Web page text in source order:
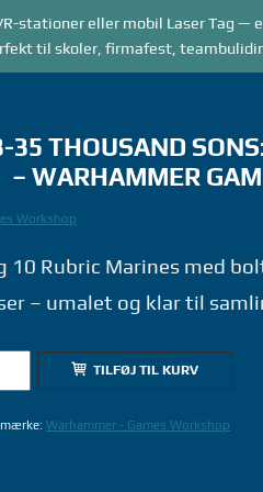
stationer eller mobil Laser Tag —
til skoler, firmafest,
MODES LASER TAG
35 THOUSAND
– WARHAMMER
Workshop
10 Rubric Marines med
– umalet og klar til
TILFØJ TIL KURV
Warhammer - Games Workshop